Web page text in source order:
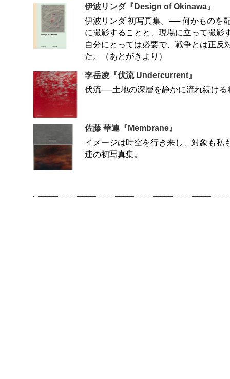
伊波リンダ『Design of Okinawa』
伊波リンダ 初写真集。── 何かものを
に撮影することと、現場に立って撮影
自分にとっては必要で、戦争とは正反
た。（あとがきより）
李岳凌『伏流 Undercurrent』
伏流──土地の深層を静かに流れ続ける
佐藤 華連『Membrane』
イメージは時空を行き来し、対象も私
連の初写真集。